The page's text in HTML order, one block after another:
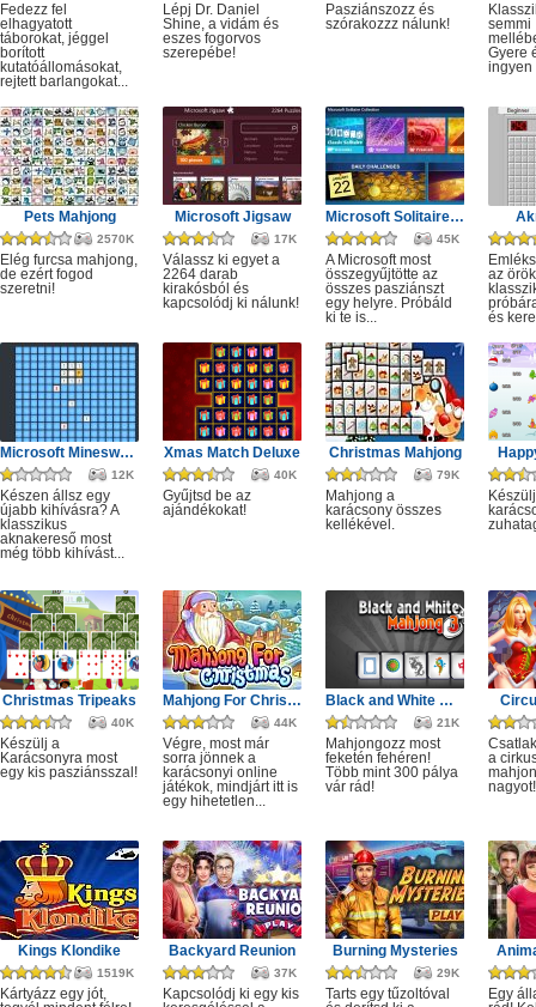
Fedezz fel
elhagyatott
táborokat, jéggel
borított
kutatóállomásokat,
rejtett barlangokat...
Lépj Dr. Daniel
Shine, a vidám és
eszes fogorvos
szerepébe!
Pasziánszozz és
szórakozzz nálunk!
semmi
Gyere
ingyen
Pets Mahjong
2570K
Elég furcsa mahjong,
de ezért fogod
szeretni!
Microsoft Jigsaw
17K
Válassz ki egyet a
2264 darab
kirakósból és
kapcsolódj ki nálunk!
Microsoft Solitaire Collection
45K
A Microsoft most
összegyűjtötte az
összes pasziánszt
egy helyre. Próbáld
ki te is...
az örök
és
Microsoft Minesweeper
12K
Készen állsz egy
újabb kihívásra? A
klasszikus
aknakereső most
még több kihívást...
Xmas Match Deluxe
40K
Gyűjtsd be az
ajándékokat!
Christmas Mahjong
79K
Mahjong a
karácsony összes
kellékével.
Christmas Tripeaks
40K
Készülj a
Karácsonyra most
egy kis pasziánsszal!
Mahjong For Christmas
44K
Végre, most már
sorra jönnek a
karácsonyi online
játékok, mindjárt itt is
egy hihetetlen...
Black and White Mahjong 3
21K
Mahjongozz most
feketén fehéren!
Több mint 300 pálya
vár rád!
a
nagyot!
Kings Klondike
1519K
Kártyázz egy jót,
Backyard Reunion
37K
Kapcsolódj ki egy kis
Burning Mysteries
29K
Tarts egy tűzoltóval
Egy